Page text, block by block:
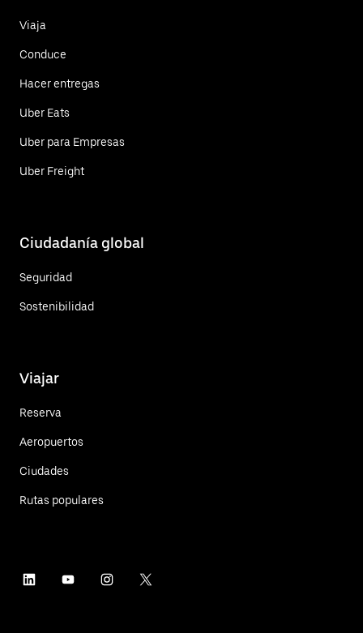
Viaja
Conduce
Hacer entregas
Uber Eats
Uber para Empresas
Uber Freight
Ciudadanía global
Seguridad
Sostenibilidad
Viajar
Reserva
Aeropuertos
Ciudades
Rutas populares